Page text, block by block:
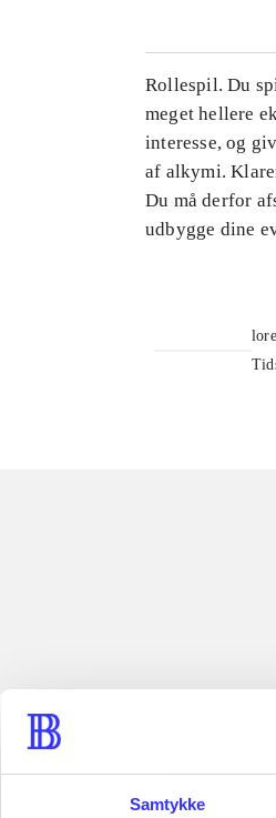
Samtykke
Rollespil. Du
meget hellere
interesse, og
af alkymi.
Du må derfor
udbygge dine